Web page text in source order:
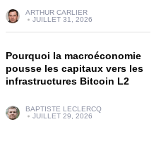
ARTHUR CARLIER
JUILLET 31, 2026
Pourquoi la macroéconomie
pousse les capitaux vers les
infrastructures Bitcoin L2
BAPTISTE LECLERCQ
JUILLET 29, 2026